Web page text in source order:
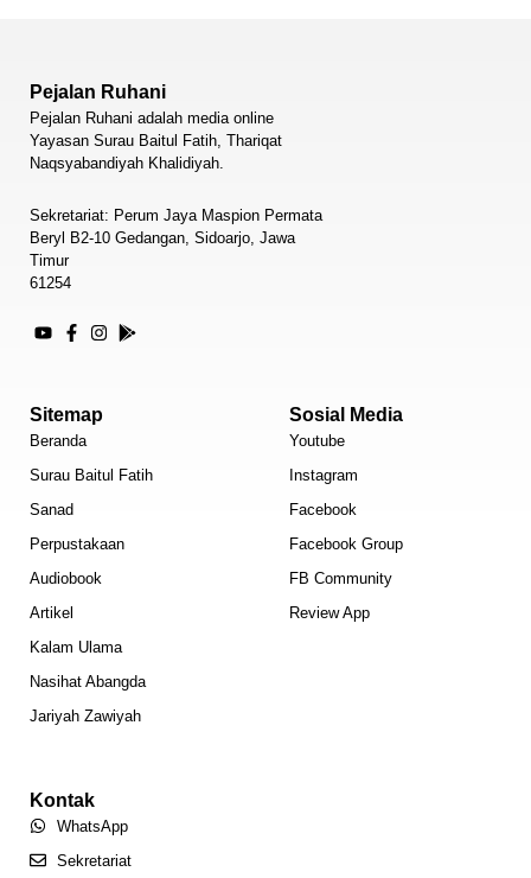
Pejalan Ruhani
Pejalan Ruhani adalah media online
Yayasan Surau Baitul Fatih, Thariqat
Naqsyabandiyah Khalidiyah.
Sekretariat: Perum Jaya Maspion Permata
Beryl B2-10 Gedangan, Sidoarjo, Jawa
Timur
61254
Sitemap
Beranda
Surau Baitul Fatih
Sanad
Perpustakaan
Audiobook
Artikel
Kalam Ulama
Nasihat Abangda
Jariyah Zawiyah
Sosial Media
Youtube
Instagram
Facebook
Facebook Group
FB Community
Review App
Kontak
WhatsApp
Sekretariat